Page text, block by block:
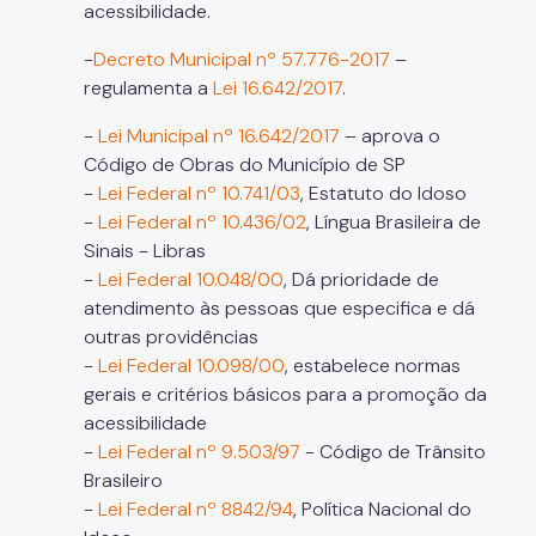
acessibilidade.
-Decreto Municipal nº 57.776-2017 –
regulamenta a Lei 16.642/2017.
- Lei Municipal nº 16.642/2017 – aprova o
Código de Obras do Município de SP
- Lei Federal nº 10.741/03, Estatuto do Idoso
- Lei Federal nº 10.436/02, Língua Brasileira de
Sinais − Libras
- Lei Federal 10.048/00, Dá prioridade de
atendimento às pessoas que especifica e dá
outras providências
- Lei Federal 10.098/00, estabelece normas
gerais e critérios básicos para a promoção da
acessibilidade
- Lei Federal nº 9.503/97 − Código de Trânsito
Brasileiro
- Lei Federal nº 8842/94, Política Nacional do